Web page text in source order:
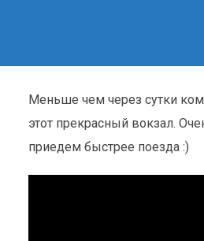
Меньше чем через сутки
этот прекрасный вокзал.
приедем быстрее поезда :)